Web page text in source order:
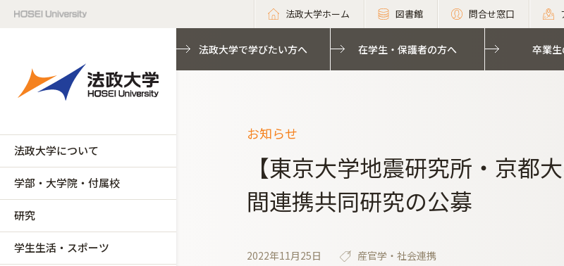
法政大学ホーム 図書館 問合せ窓口
法政大学について
学部・大学院・付属校
研究
学生生活・スポーツ
法政大学で学びたい方へ 在学生・保護者の方へ 卒業
お知らせ
【東京大学地震研究所・京都
間連携共同研究の公募
2022年11月25日 産官学・社会連携